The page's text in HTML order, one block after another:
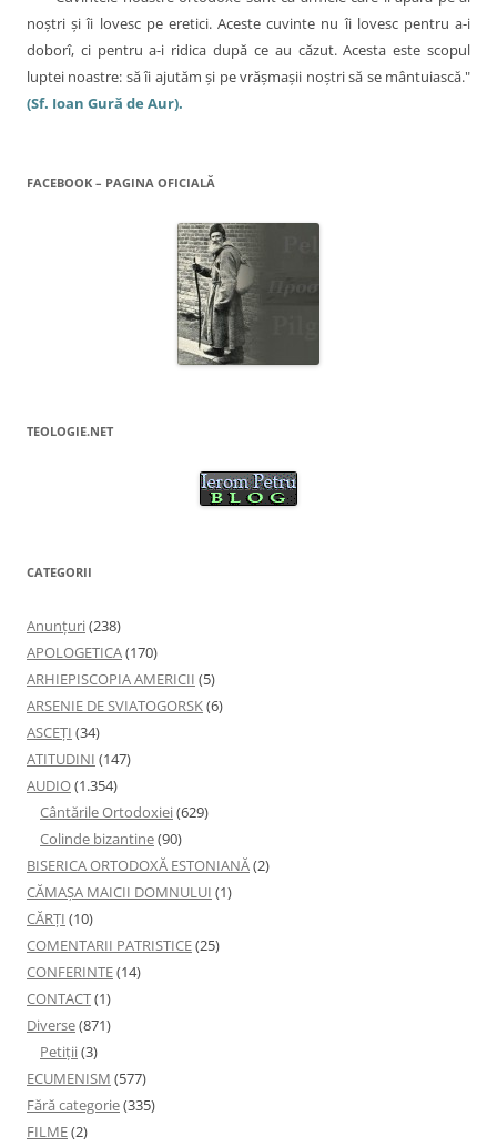
noştri şi îi lovesc pe eretici. Aceste cuvinte nu îi lovesc pentru a-i
doborî, ci pentru a-i ridica după ce au căzut. Acesta este scopul
luptei noastre: să îi ajutăm şi pe vrăşmaşii noştri să se mântuiască."
(Sf. Ioan Gură de Aur).
FACEBOOK – PAGINA OFICIALĂ
TEOLOGIE.NET
CATEGORII
Anunţuri(238)
APOLOGETICA(170)
ARHIEPISCOPIA AMERICII (5)
ARSENIE DE SVIATOGORSK(6)
ASCEȚI (34)
ATITUDINI (147)
AUDIO(1.354)
Cântările Ortodoxiei(629)
Colinde bizantine(90)
BISERICA ORTODOXĂ ESTONIANĂ(2)
CĂMAȘA MAICII DOMNULUI (1)
CĂRȚI (10)
COMENTARII PATRISTICE(25)
CONFERINTE(14)
CONTACT(1)
Diverse(871)
Petiţii(3)
ECUMENISM (577)
Fără categorie(335)
FILME(2)